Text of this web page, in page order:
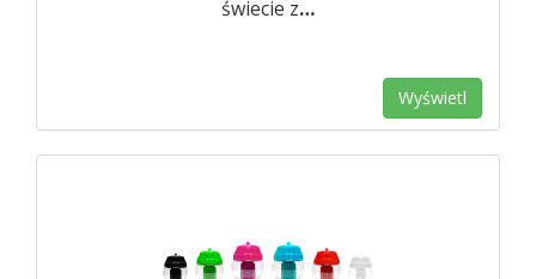
świecie z…
Wyświetl